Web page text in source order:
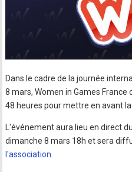
Dans le cadre de la journée
8 mars, Women in Games
48 heures pour mettre en avant
L'événement aura lieu en direct
dimanche 8 mars 18h et sera
l'association.